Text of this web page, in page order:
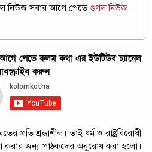
নিউজ সবার আগে পেতেগুগল নিউজ
পেতে কলম কথা এর ইউটিউব চ্যানেল
করুন
প্রতি শ্রদ্ধাশীল। তাই ধর্ম ও রাষ্ট্রবিরোধী
করার জন্য পাঠকদের অনুরোধ করা হলো।